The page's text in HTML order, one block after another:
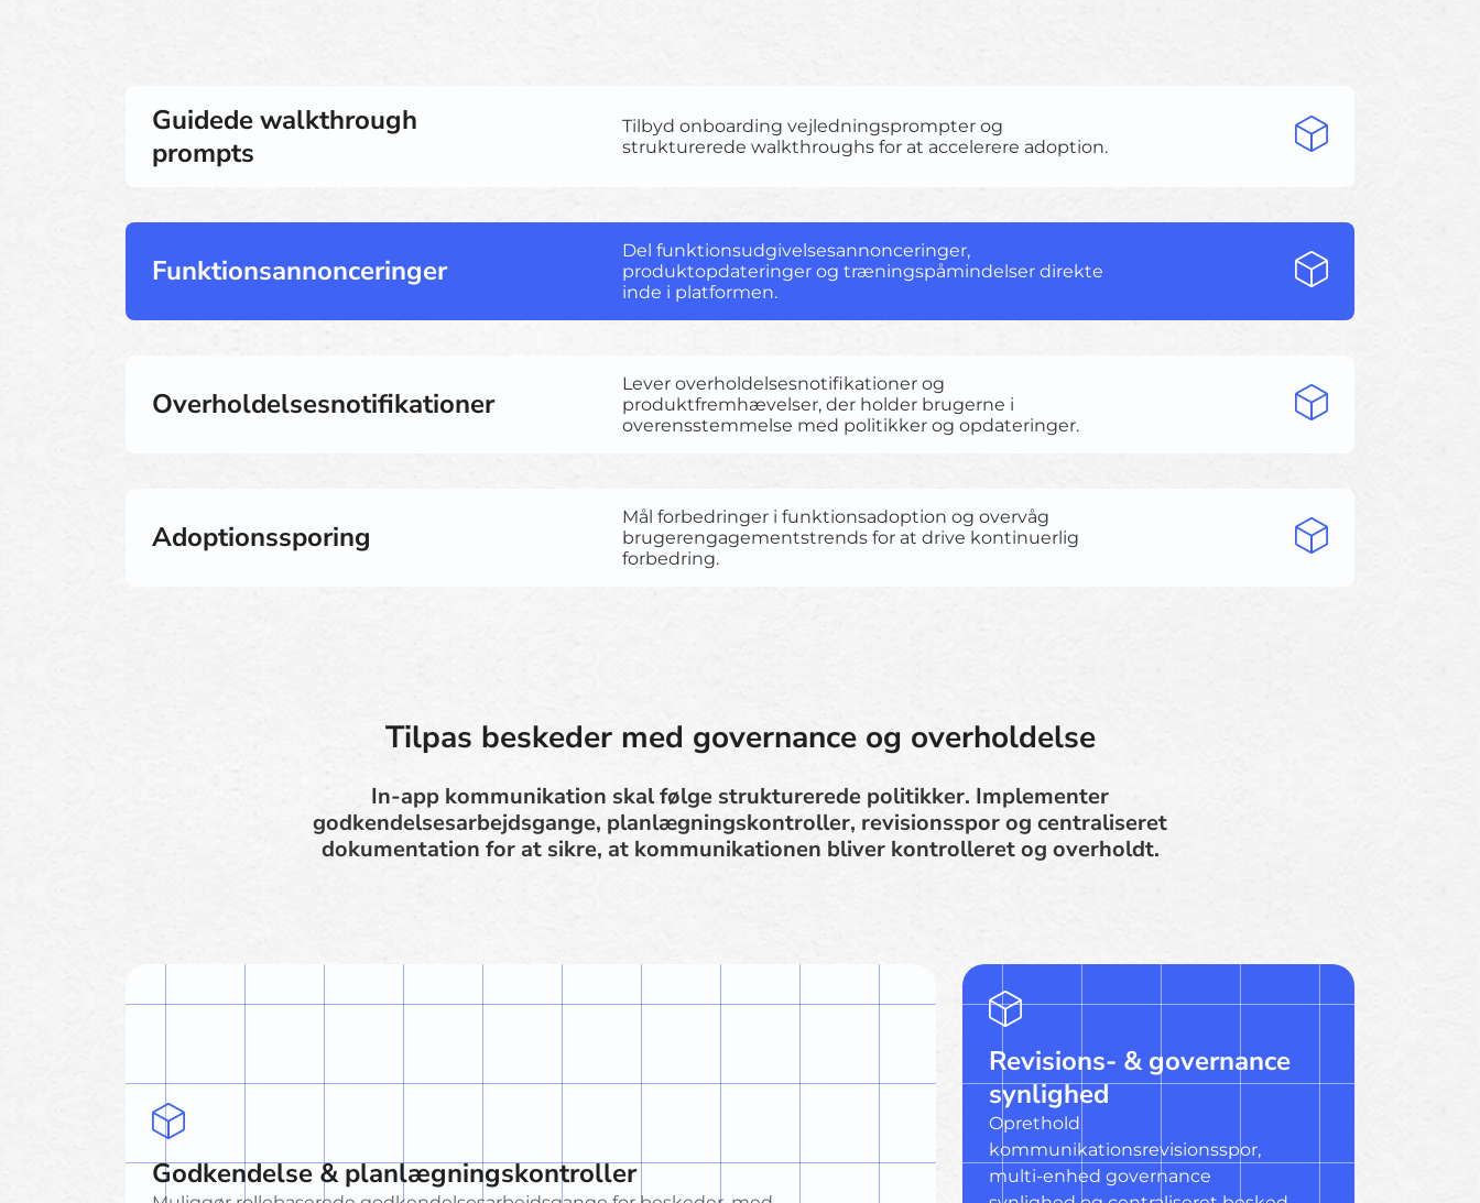
Guidede walkthrough
prompts
Tilbyd onboarding vejledningsprompter og
strukturerede walkthroughs for at accelerere adoption.
Funktionsannonceringer
Del funktionsudgivelsesannonceringer,
produktopdateringer og træningspåmindelser direkte
inde i platformen.
Overholdelsesnotifikationer
Lever overholdelsesnotifikationer og
produktfremhævelser, der holder brugerne i
overensstemmelse med politikker og opdateringer.
Adoptionssporing
Mål forbedringer i funktionsadoption og overvåg
brugerengagementstrends for at drive kontinuerlig
forbedring.
Tilpas beskeder med governance og overholdelse
In-app kommunikation skal følge strukturerede politikker. Implementer
godkendelsesarbejdsgange, planlægningskontroller, revisionsspor og centraliseret
dokumentation for at sikre, at kommunikationen bliver kontrolleret og overholdt.
Godkendelse & planlægningskontroller
Revisions- & governance
synlighed
Oprethold
kommunikationsrevisionsspor,
multi-enhed governance